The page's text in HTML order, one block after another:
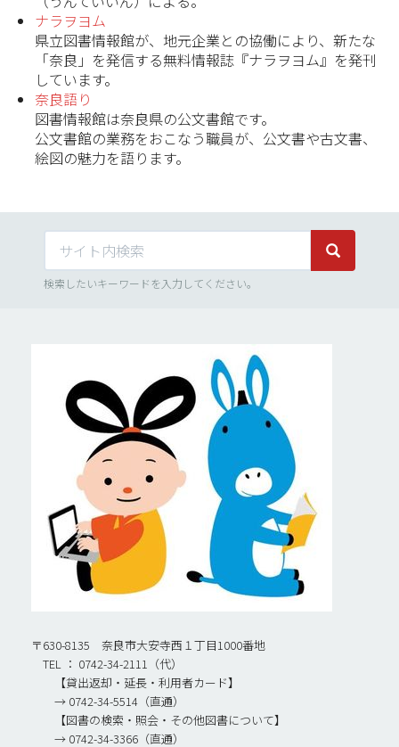
ナラヲヨム
県立図書情報館が、地元企業との協働により、新たな
「奈良」を発信する無料情報誌『ナラヲヨム』を発刊
しています。
奈良語り
図書情報館は奈良県の公文書館です。
公文書館の業務をおこなう職員が、公文書や古文書、
絵図の魅力を語ります。
サイト内検索 サイト内
検索したいキーワードを入力してください。
〒630-8135 奈良市大安寺西１丁目1000番地
TEL ： 0742-34-2111（代）
【貸出返却・延長・利用者カード】
→ 0742-34-5514（直通）
【図書の検索・照会・その他図書について】
→ 0742-34-3366（直通）